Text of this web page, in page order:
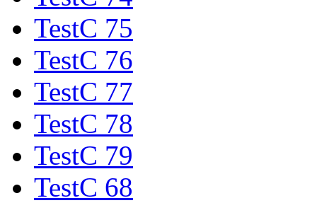
TestC 75
TestC 76
TestC 77
TestC 78
TestC 79
TestC 68